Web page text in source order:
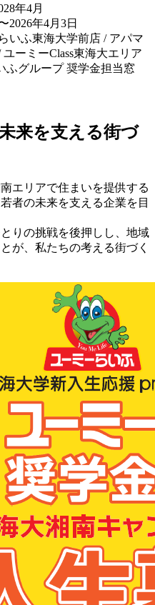
年4月
2026年4月3日
いふ東海大学前店 / アパマ
ーミーClass東海大エリア
ふグループ 奨学金担当窓
来を支える街づ
エリアで住まいを提供する
者の未来を支える企業を目
りの挑戦を後押しし、地域
が、私たちの考える街づく